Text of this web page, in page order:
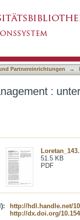
Partnereinrichtungen →
:
51.5 KB
PDF
http://hdl.handle.net/
http://dx.doi.org/